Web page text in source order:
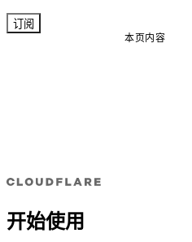
本页内容
订阅
开始使用